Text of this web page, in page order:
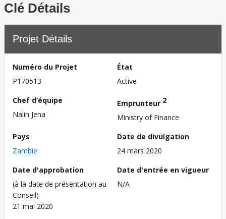
Clé Détails
Projet Détails
Numéro du Projet
P170513
État
Active
Chef d’équipe
Nalin Jena
Emprunteur 2
Ministry of Finance
Pays
Zambie
Date de divulgation
24 mars 2020
Date d'approbation
(à la date de présentation au
Conseil)
21 mai 2020
Date d'entrée en vigueur
N/A